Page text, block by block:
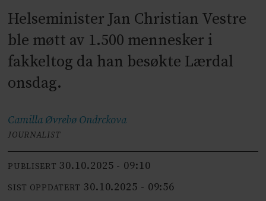
Helseminister Jan Christian Vestre
ble møtt av 1.500 mennesker i
fakkeltog da han besøkte Lærdal
onsdag.
Camilla Øvrebø Ondrckova
JOURNALIST
PUBLISERT 30.10.2025 - 09:10
SIST OPPDATERT 30.10.2025 - 09:56